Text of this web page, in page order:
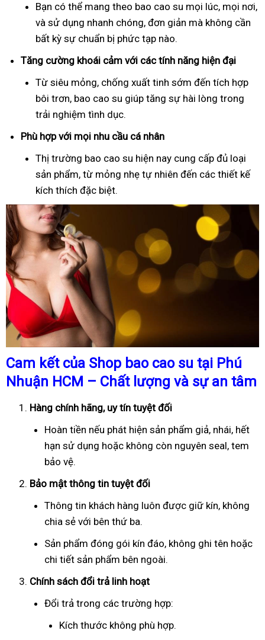
Bạn có thể mang theo bao cao su mọi lúc, mọi nơi,
và sử dụng nhanh chóng, đơn giản mà không cần
bất kỳ sự chuẩn bị phức tạp nào.
Tăng cường khoái cảm với các tính năng hiện đại
Từ siêu mỏng, chống xuất tinh sớm đến tích hợp
bôi trơn, bao cao su giúp tăng sự hài lòng trong
trải nghiệm tình dục.
Phù hợp với mọi nhu cầu cá nhân
Thị trường bao cao su hiện nay cung cấp đủ loại
sản phẩm, từ mỏng nhẹ tự nhiên đến các thiết kế
kích thích đặc biệt.
Cam kết của Shop bao cao su tại Phú
Nhuận HCM – Chất lượng và sự an tâm
Hàng chính hãng, uy tín tuyệt đối
Hoàn tiền nếu phát hiện sản phẩm giả, nhái, hết
hạn sử dụng hoặc không còn nguyên seal, tem
bảo vệ.
Bảo mật thông tin tuyệt đối
Thông tin khách hàng luôn được giữ kín, không
chia sẻ với bên thứ ba.
Sản phẩm đóng gói kín đáo, không ghi tên hoặc
chi tiết sản phẩm bên ngoài.
Chính sách đổi trả linh hoạt
Đổi trả trong các trường hợp:
Kích thước không phù hợp.